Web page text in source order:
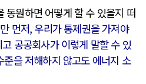
동원하면 어떻게 할 수 있을지 떠
먼저, 우리가 통제권을 가져야
공공회사가 이렇게 말할 수 있
을 저해하지 않고도 에너지 소